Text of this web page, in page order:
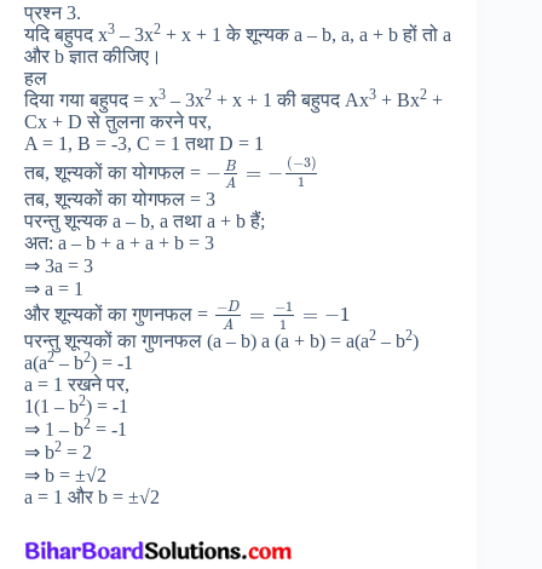
प्रश्न 3.
यदि बहुपद x3 – 3x2 + x + 1 के शून्यक a – b, a, a + b हों तो a
और b ज्ञात कीजिए।
हल
दिया गया बहुपद = x3 – 3x2 + x + 1 की बहुपद Ax3 + Bx2 +
Cx + D से तुलना करने पर,
A = 1, B = -3, C = 1 तथा D = 1
तब, शून्यकों का योगफल = − B
A
= − (−3)
1
तब, शून्यकों का योगफल = 3
परन्तु शून्यक a – b, a तथा a + b हैं;
अत: a – b + a + a + b = 3
⇒ 3a = 3
⇒ a = 1
और शून्यकों का गुणनफल = −D
A
= −1
1
= −1
परन्तु शून्यकों का गुणनफल (a – b) a (a + b) = a(a2 – b2)
a(a2 – b2) = -1
a = 1 रखने पर,
1(1 – b2) = -1
⇒ 1 – b2 = -1
⇒ b2 = 2
⇒ b = ±√2
a = 1 और b = ±√2